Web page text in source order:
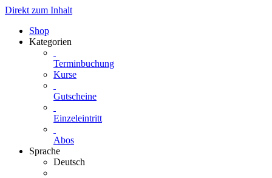
Direkt zum Inhalt
Shop
Kategorien
Terminbuchung
Kurse
Gutscheine
Einzeleintritt
Abos
Sprache
Deutsch